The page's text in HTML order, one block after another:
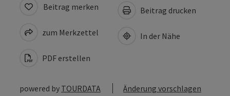
Beitrag merken
zum Merkzettel
PDF erstellen
Beitrag drucken
In der Nähe
powered by TOURDATA Änderung vorschlagen